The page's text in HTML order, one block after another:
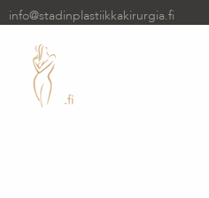
info@stadinplastiikkakirurgia.fi